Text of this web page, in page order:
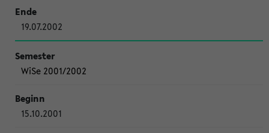
19.07.2002
WiSe 2001/2002
15.10.2001